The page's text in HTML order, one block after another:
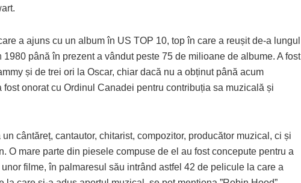
a ajuns cu un album în US TOP 10, top în care a reușit de-a lungul
până în prezent a vândut peste 75 de milioane de albume. A fost
și de trei ori la Oscar, chiar dacă nu a obținut până acum
onorat cu Ordinul Canadei pentru contribuția sa muzicală și
cântăreț, cantautor, chitarist, compozitor, producător muzical, ci și
O mare parte din piesele compuse de el au fost concepute pentru a
filme, în palmaresul său intrând astfel 42 de pelicule la care a